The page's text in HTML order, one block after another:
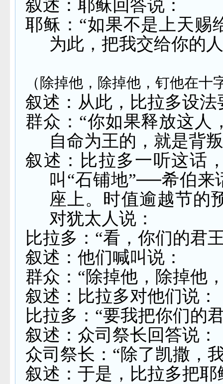
叙述：耶稣回答说：
耶稣：“如果不是上天赐
为此，把我交给你的
（除掉他，除掉他，钉他在十
叙述：从此，比拉多设
群众：“你如果释放这人
自命为王的，就是背
叙述：比拉多一听这话
叫“石铺地”──希伯来
座上。时值逾越节的
对犹太人说：
比拉多：“看，你们的君
叙述：他们喊叫说：
群众：“除掉他，除掉他
叙述：比拉多对他们说：
比拉多：“要我把你们的
叙述：众司祭长回答说：
众司祭长：“除了凯撒，
叙述：于是，比拉多把